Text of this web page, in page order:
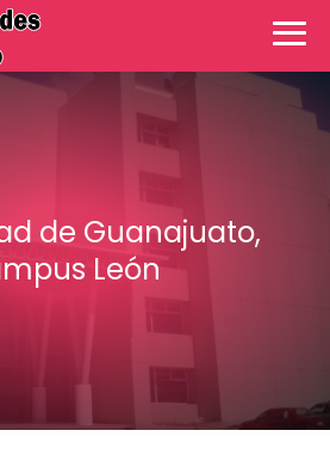
de Guanajuato,
León